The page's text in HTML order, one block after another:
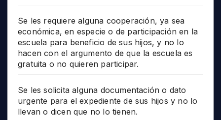
Se les requiere alguna cooperación, ya sea
económica, en especie o de participación en la
escuela para beneficio de sus hijos, y no lo
hacen con el argumento de que la escuela es
gratuita o no quieren participar.
Se les solicita alguna documentación o dato
urgente para el expediente de sus hijos y no lo
llevan o dicen que no lo tienen.